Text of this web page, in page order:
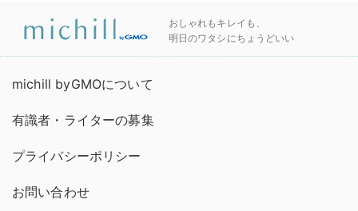
おしゃれもキレイも、
明日のワタシにちょうどいい
michill byGMOについて
有識者・ライターの募集
プライバシーポリシー
お問い合わせ